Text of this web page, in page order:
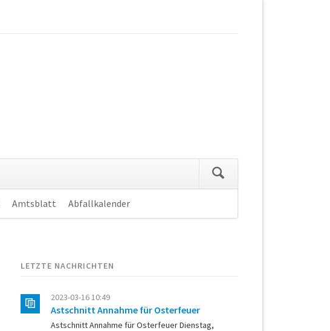
überspringen
Amtsblatt Abfallkalender
LETZTE NACHRICHTEN
2023-03-16 10:49
Astschnitt Annahme für Osterfeuer
Astschnitt Annahme für Osterfeuer Dienstag,